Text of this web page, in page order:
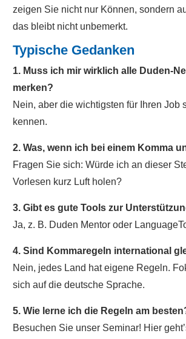
zeigen Sie nicht nur Können, sondern
das bleibt nicht unbemerkt.
Typische Gedanken
1. Muss ich mir wirklich alle Duden-
merken?
Nein, aber die wichtigsten für Ihren Job
kennen.
2. Was, wenn ich bei einem Komma
Fragen Sie sich: Würde ich an dieser
Vorlesen kurz Luft holen?
3. Gibt es gute Tools zur
Ja, z. B. Duden Mentor oder
4. Sind Kommaregeln international
Nein, jedes Land hat eigene Regeln.
sich auf die deutsche Sprache.
5. Wie lerne ich die Regeln am
Besuchen Sie unser Seminar! Hier